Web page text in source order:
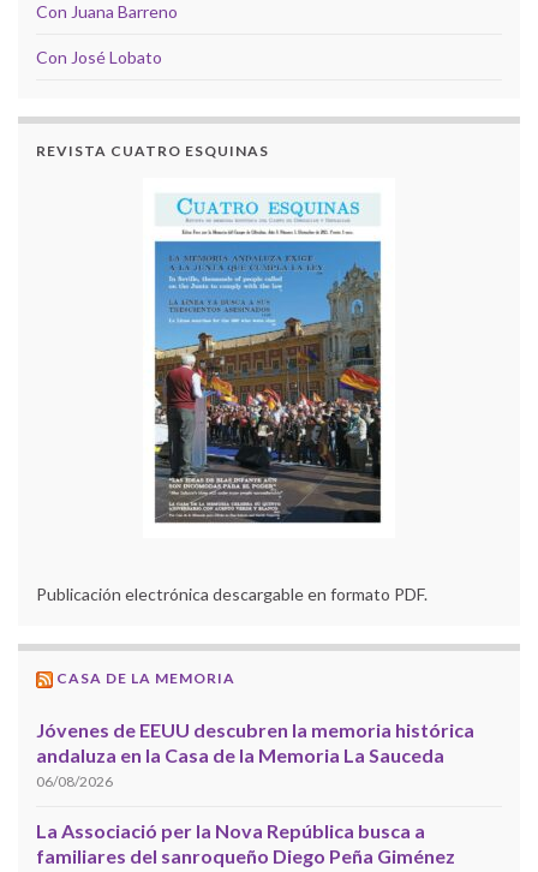
Con Juana Barreno
Con José Lobato
REVISTA CUATRO ESQUINAS
Publicación electrónica descargable en formato PDF.
CASA DE LA MEMORIA
Jóvenes de EEUU descubren la memoria histórica
andaluza en la Casa de la Memoria La Sauceda
06/08/2026
La Associació per la Nova República busca a
familiares del sanroqueño Diego Peña Giménez